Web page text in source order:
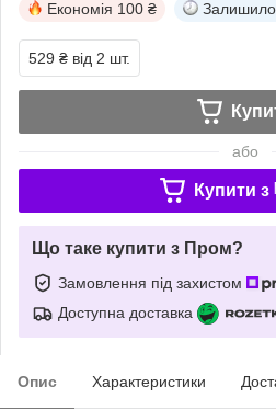
Економія 100 ₴
529 ₴ від 2 шт.
або
Купити з
Що таке купити з Пром?
Замовлення під захистом
Доступна доставка
Опис Характеристики